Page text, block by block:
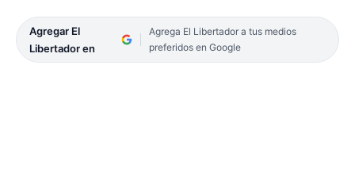
Agregar El
Libertador en
Agrega El Libertador a tus medios
preferidos en Google